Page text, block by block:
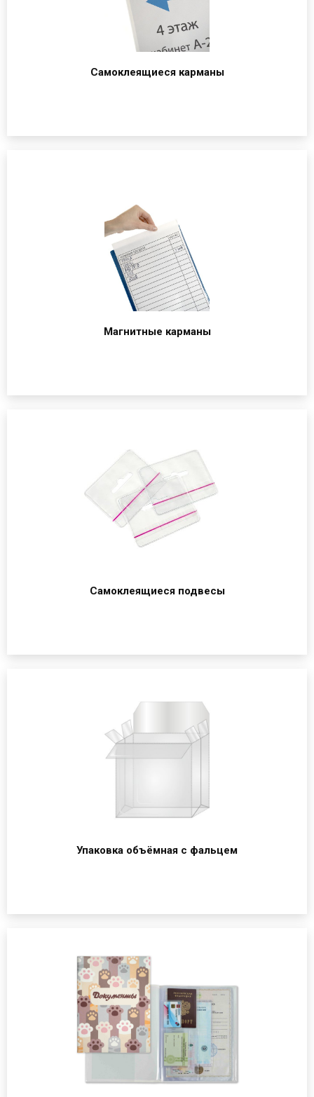
Самоклеящиеся карманы
Магнитные карманы
Самоклеящиеся подвесы
Упаковка объёмная с фальцем